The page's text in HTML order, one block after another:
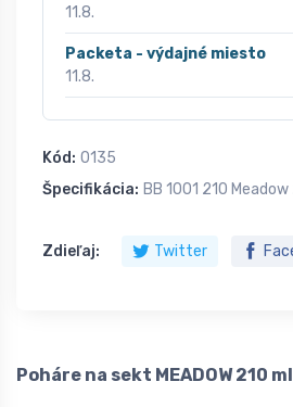
11.8.
Packeta - výdajné miesto
11.8.
Kód: 0135
Špecifikácia: BB 1001 210 Meadow
Zdieľaj: Twitter
Poháre na sekt MEADOW 210